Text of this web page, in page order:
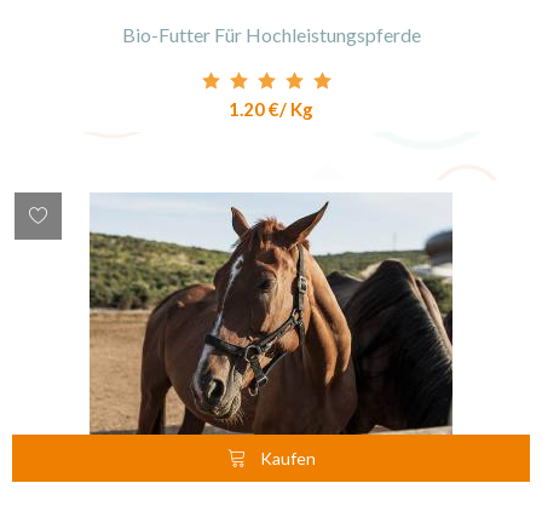
Bio-Futter Für Hochleistungspferde
1.20 €/ Kg
Kaufen